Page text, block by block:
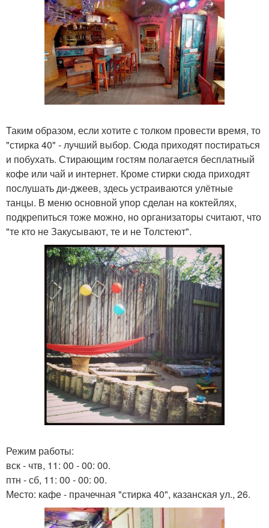
Таким образом, если хотите с толком провести время, то
"стирка 40" - лучший выбор. Сюда приходят постираться
и побухать. Стирающим гостям полагается бесплатный
кофе или чай и интернет. Кроме стирки сюда приходят
послушать ди-джеев, здесь устраиваются улётные
танцы. В меню основной упор сделан на коктейлях,
подкрепиться тоже можно, но организаторы считают, что
"те кто не Закусывают, те и не Толстеют".
Режим работы:
вск - чтв, 11: 00 - 00: 00.
птн - сб, 11: 00 - 00: 00.
Место: кафе - прачечная "стирка 40", казанская ул., 26.